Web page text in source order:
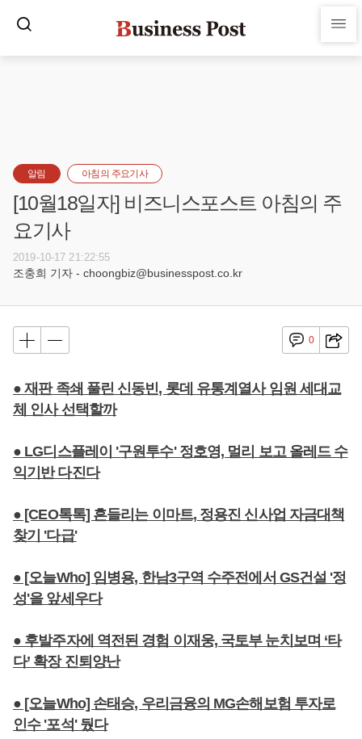
알림 아침의 주요기사
[10월18일자] 비즈니스포스트 아침의 주
요기사
2019-10-17 21:22:55
조충희 기자 - choongbiz@businesspost.co.kr
0
● 재판 족쇄 풀린 신동빈, 롯데 유통계열사 임원 세대교
체 인사 선택할까
● LG디스플레이 '구원투수' 정호영, 멀리 보고 올레드 수
익기반 다진다
● [CEO톡톡] 흔들리는 이마트, 정용진 신사업 자금대책
찾기 '다급'
● [오늘Who] 임병용, 한남3구역 수주전에서 GS건설 '정
성'을 앞세우다
● 후발주자에 역전된 경험 이재웅, 국토부 눈치보며 ‘타
다’ 확장 진퇴양난
● [오늘Who] 손태승, 우리금융의 MG손해보험 투자로
인수 '포석' 뒀다